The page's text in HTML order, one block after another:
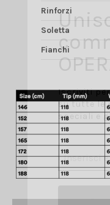
Rinforzi
Soletta
Fianchi
Iscriviti
su tutte le
speciali e